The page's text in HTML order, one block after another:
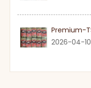
2026-04-10